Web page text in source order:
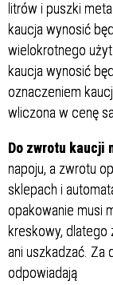
litrów i puszki
kaucja wynosić
wielokrotnego
kaucja wynosić
oznaczeniem
wliczona w cenę
Do zwrotu kaucji
napoju, a zwrotu
sklepach i
opakowanie musi
kreskowy, dlatego
ani uszkadzać. Za
odpowiadają